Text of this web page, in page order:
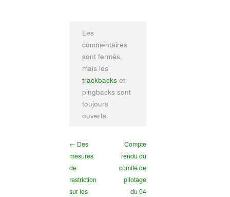
Les
commentaires
sont fermés,
mais les
trackbacks et
pingbacks sont
toujours
ouverts.
← Des
mesures
de
restriction
sur les
Compte
rendu du
comité de
pilotage
du 04